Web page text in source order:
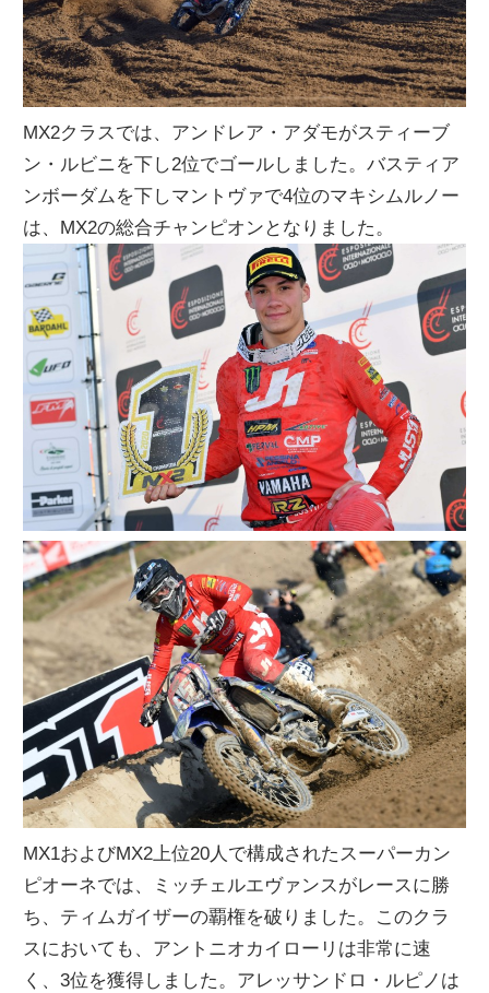
MX2クラスでは、アンドレア・アダモがスティーブ
ン・ルビニを下し2位でゴールしました。バスティア
ンボーダムを下しマントヴァで4位のマキシムルノー
は、MX2の総合チャンピオンとなりました。
MX1およびMX2上位20人で構成されたスーパーカン
ピオーネでは、ミッチェルエヴァンスがレースに勝
ち、ティムガイザーの覇権を破りました。このクラ
スにおいても、アントニオカイローリは非常に速
く、3位を獲得しました。アレッサンドロ・ルピノは